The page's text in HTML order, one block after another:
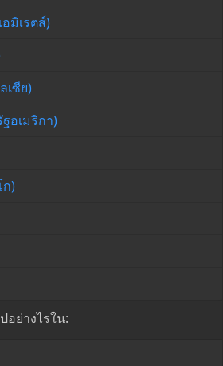
มิเรตส์)
เซีย)
อเมริกา)
ก)
อย่างไรใน: